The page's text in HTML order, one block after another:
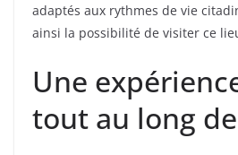
adaptés aux rythmes de vie
ainsi la possibilité de visiter ce
Une
tout au long de